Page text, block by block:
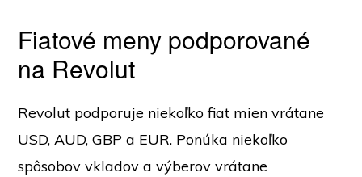
Fiatové meny podporované
na Revolut
Revolut podporuje niekoľko fiat mien vrátane
USD, AUD, GBP a EUR. Ponúka niekoľko
spôsobov vkladov a výberov vrátane